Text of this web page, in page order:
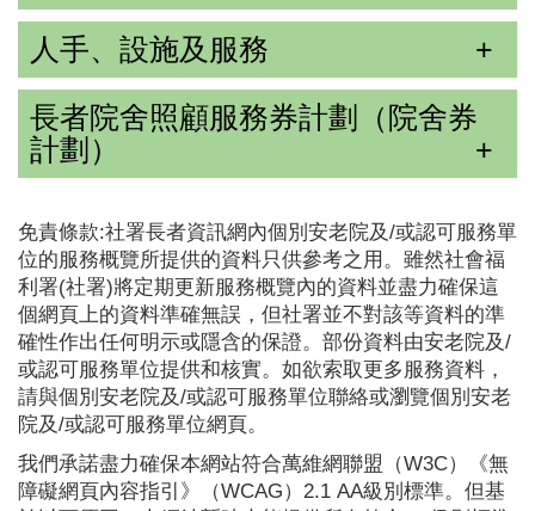
人手、設施及服務
長者院舍照顧服務券計劃（院舍券
計劃）
免責條款:社署長者資訊網內個別安老院及/或認可服務單
位的服務概覽所提供的資料只供參考之用。雖然社會福
利署(社署)將定期更新服務概覽內的資料並盡力確保這
個網頁上的資料準確無誤，但社署並不對該等資料的準
確性作出任何明示或隱含的保證。部份資料由安老院及/
或認可服務單位提供和核實。如欲索取更多服務資料，
請與個別安老院及/或認可服務單位聯絡或瀏覽個別安老
院及/或認可服務單位網頁。
我們承諾盡力確保本網站符合萬維網聯盟（W3C）《無
障礙網頁內容指引》（WCAG）2.1 AA級別標準。但基